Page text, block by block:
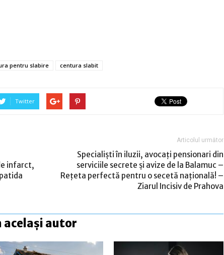
pentru slabire centura slabit
Twitter
infarct,
Articolul următor
Specialiști în iluzii, avocați pensionari din
serviciile secrete și avize de la Balamuc –
Rețeta perfectă pentru o secetă națională! –
Ziarul Incisiv de Prahova
același autor